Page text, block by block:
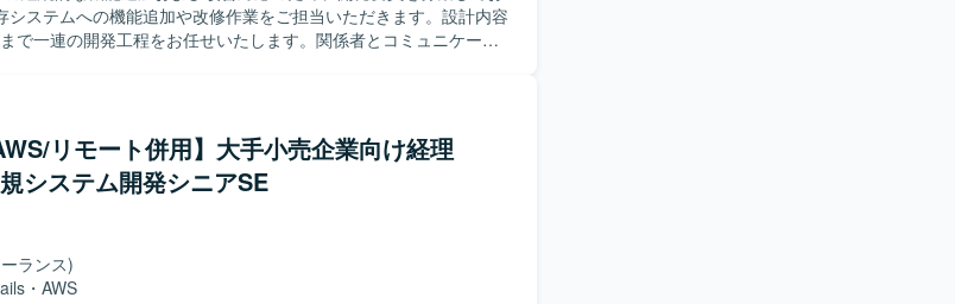
で一連の開発工程をお任せいたします。関係者とコミュニケーシ
に対応し、既存システムの理解を深めながら着実に作業を進めて
改修を通じて
を高めていただけます。長期的な参画が想定されており、システ
に開発に携わることができます。 【開発環境】 VB.NET
発および SQL を用いたデータベース連携開発が中心となる環境で
リモート併用】大手小売企業向け経理
システム開発シニアSE
ランス)
・ AWS